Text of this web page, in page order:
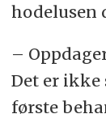
hodelusen
–
Det er
første